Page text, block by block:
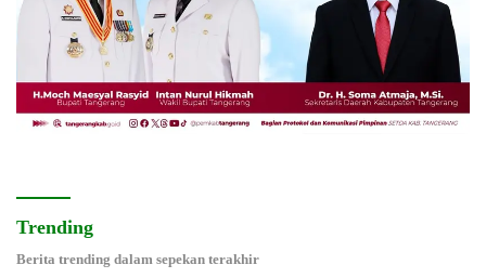
Trending
Berita trending dalam sepekan terakhir